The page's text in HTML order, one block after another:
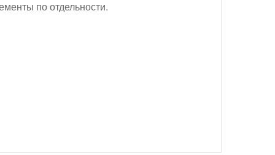
по отдельности.